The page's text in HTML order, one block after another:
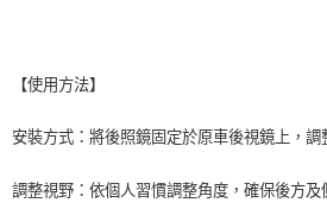
４．使用「AFTEE先享後付」時，將依據個別
請求用戶進行身份認證。
５．嚴禁一人註冊多個帳號或使用他人資訊註
【使用方法】
安裝方式：將後照鏡固定於原車後視鏡上，調
調整視野：依個人習慣調整角度，確保後方及